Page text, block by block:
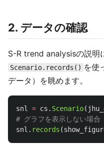
2. データの確認
S-R trend analysisの説明
Scenario.records() を使
データ）を眺めます。
snl = cs . Scenario(
snl . records (